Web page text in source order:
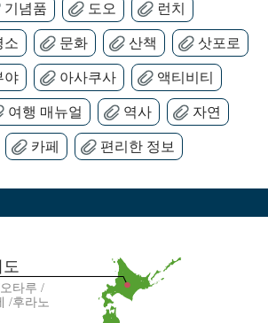
기념품 도오 런치
소 문화 산책 삿포로
야 아사쿠사 액티비티
여행 매뉴얼 역사 자연
카페 편리한 정보
도
오타루
후라노